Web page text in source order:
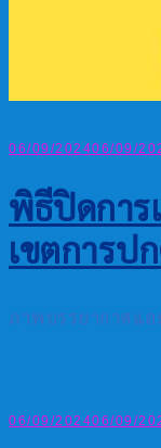
06/09/202406/09/
พิธีปิดกา
เขตการป
ภาพบรรยากาศแ
06/09/202406/09/